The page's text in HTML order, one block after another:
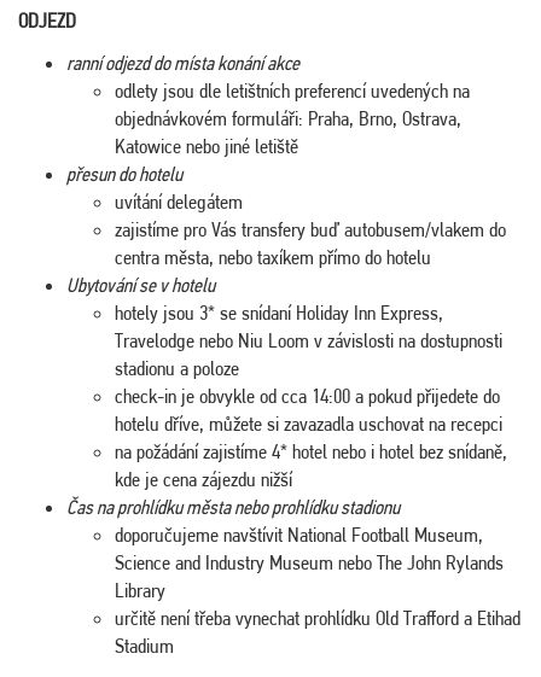
ODJEZD
ranní odjezd do místa konání akce
odlety jsou dle letištních preferencí uvedených na
objednávkovém formuláři: Praha, Brno, Ostrava,
Katowice nebo jiné letiště
přesun do hotelu
uvítání delegátem
zajistíme pro Vás transfery buď autobusem/vlakem do
centra města, nebo taxíkem přímo do hotelu
Ubytování se v hotelu
hotely jsou 3* se snídaní Holiday Inn Express,
Travelodge nebo Niu Loom v závislosti na dostupnosti
stadionu a poloze
check-in je obvykle od cca 14:00 a pokud přijedete do
hotelu dříve, můžete si zavazadla uschovat na recepci
na požádání zajistíme 4* hotel nebo i hotel bez snídaně,
kde je cena zájezdu nižší
Čas na prohlídku města nebo prohlídku stadionu
doporučujeme navštívit National Football Museum,
Science and Industry Museum nebo The John Rylands
Library
určitě není třeba vynechat prohlídku Old Trafford a Etihad
Stadium